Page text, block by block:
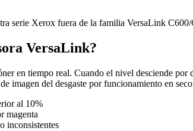
serie Xerox fuera de la familia VersaLink
VersaLink?
en tiempo real. Cuando el nivel desciende
imagen del desgaste por funcionamiento en
al 10%
magenta
inconsistentes